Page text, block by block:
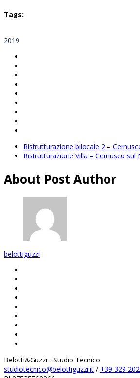
Tags:
2019
Ristrutturazione bilocale 2 –
Ristrutturazione Villa – Cernusco sul
About Post Author
belottiguzzi
Belotti&Guzzi - Studio Tecnico
studiotecnico@belottiguzzi.it / +39 329